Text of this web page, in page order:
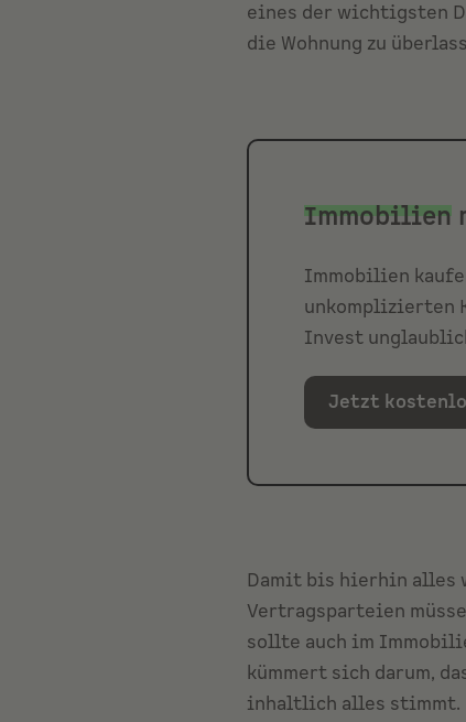
eines der wichtigsten
die Wohnung zu
Immobilien
Immobilien
unkomplizierten
Invest
Jetzt
Damit bis hierhin alles
Vertragsparteien
sollte auch im
kümmert sich darum,
inhaltlich alles stimmt.